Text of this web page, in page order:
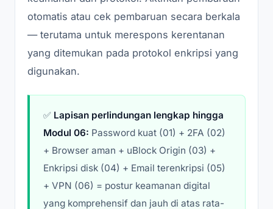
otomatis atau cek pembaruan secara berkala
— terutama untuk merespons kerentanan
yang ditemukan pada protokol enkripsi yang
digunakan.
✅ Lapisan perlindungan lengkap hingga
Modul 06: Password kuat (01) + 2FA (02)
+ Browser aman + uBlock Origin (03) +
Enkripsi disk (04) + Email terenkripsi (05)
+ VPN (06) = postur keamanan digital
yang komprehensif dan jauh di atas rata-